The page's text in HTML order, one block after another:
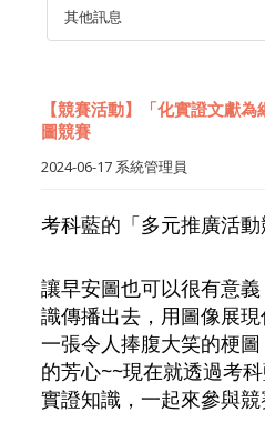
其他訊息
【競賽活動】「化實證文獻
圖競賽
2024-06-17 系統管理員
考科藍的「多元推廣活
讓早安圖也可以很有意
識傳播出去， 用圖像展
一張令人捧腹大笑的梗
的芳心~~現在就透過考
實證知識，一起來參與